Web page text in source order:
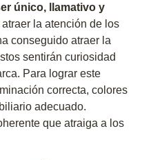
único, llamativo y
la atención de los
conseguido atraer la
sentirán curiosidad
Para lograr este
correcta, colores
adecuado.
que atraiga a los